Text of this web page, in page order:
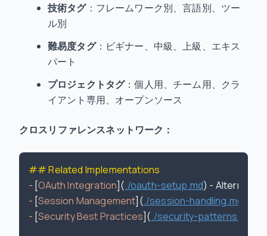
技術タグ：フレームワーク別、言語別、ツー
ル別
難易度タグ：ビギナー、中級、上級、エキス
パート
プロジェクトタグ：個人用、チーム用、クラ
イアント専用、オープンソース
クロスリファレンスネットワーク：
## Related Implementations
- [OAuth Integration](./oauth-setup.md
- [Session Management](./session-handling.md
- [Security Best Practices](./security-patterns.md